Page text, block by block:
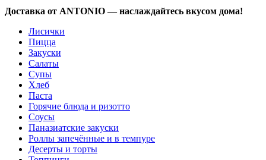
Доставка от ANTONIO — наслаждайтесь вкусом дома!
Лисички
Пицца
Закуски
Салаты
Супы
Хлеб
Паста
Горячие блюда и ризотто
Соусы
Паназиатские закуски
Роллы запечённые и в темпуре
Десерты и торты